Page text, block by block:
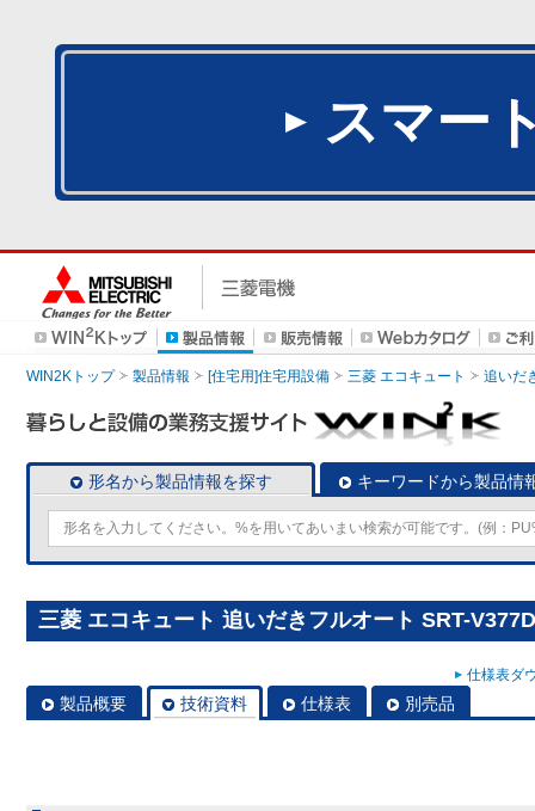
スマー
WIN2Kトップ 製品情報 [住宅用]住宅用設備 三菱 エコキュート 追いだ
形名から製品情報を探す キーワードから製品情
三菱 エコキュート 追いだきフルオート SRT-V377D
仕様表ダ
製品概要 技術資料 仕様表 別売品